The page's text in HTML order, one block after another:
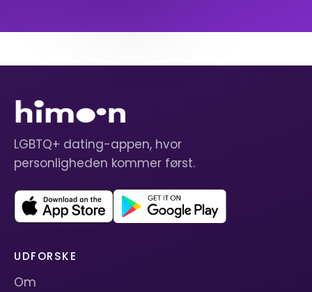
LGBTQ+ dating-appen, hvor
personligheden kommer først.
UDFORSKE
Om